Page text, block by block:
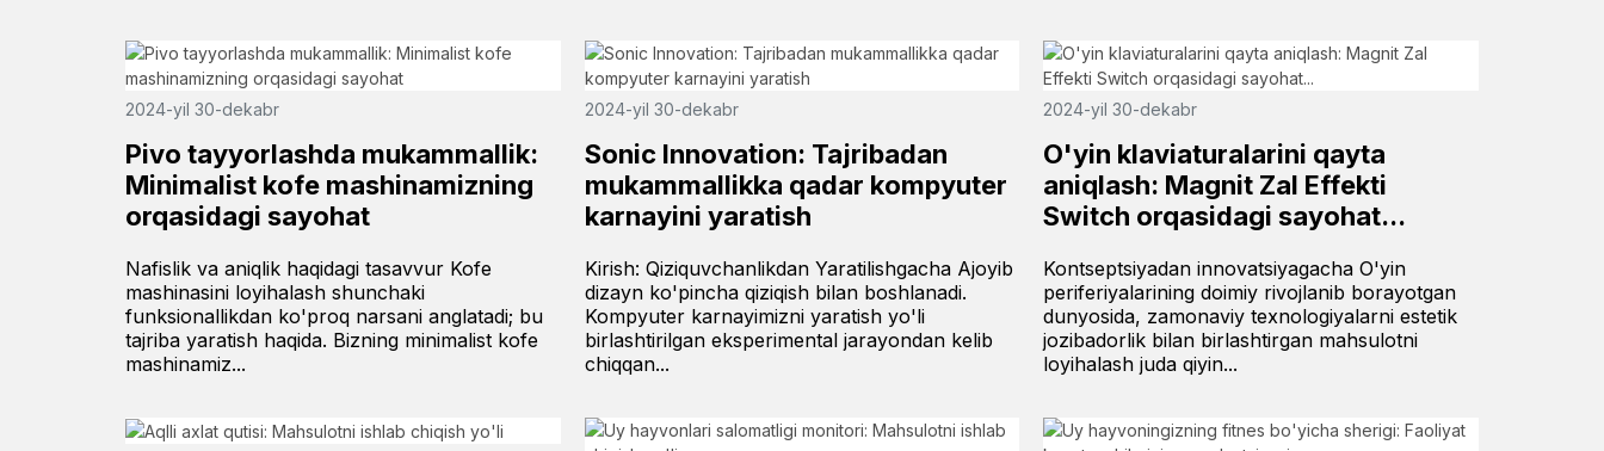
2024-yil 30-dekabr
Pivo tayyorlashda mukammallik:
Minimalist kofe mashinamizning
orqasidagi sayohat
Nafislik va aniqlik haqidagi tasavvur Kofe
mashinasini loyihalash shunchaki
funksionallikdan ko'proq narsani anglatadi; bu
tajriba yaratish haqida. Bizning minimalist kofe
mashinamiz...
2024-yil 30-dekabr
Sonic Innovation: Tajribadan
mukammallikka qadar kompyuter
karnayini yaratish
Kirish: Qiziquvchanlikdan Yaratilishgacha Ajoyib
dizayn ko'pincha qiziqish bilan boshlanadi.
Kompyuter karnayimizni yaratish yo'li
birlashtirilgan eksperimental jarayondan kelib
chiqqan...
2024-yil 30-dekabr
O'yin klaviaturalarini qayta
aniqlash: Magnit Zal Effekti
Switch orqasidagi sayohat...
Kontseptsiyadan innovatsiyagacha O'yin
periferiyalarining doimiy rivojlanib borayotgan
dunyosida, zamonaviy texnologiyalarni estetik
jozibadorlik bilan birlashtirgan mahsulotni
loyihalash juda qiyin...